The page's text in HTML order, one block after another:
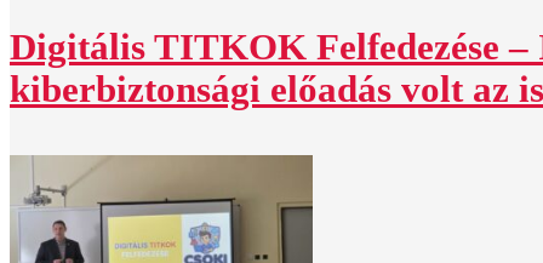
Digitális TITKOK Felfedezése –
kiberbiztonsági előadás volt az